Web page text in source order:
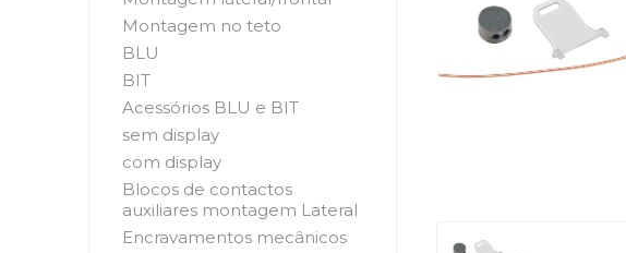
Montagem no teto
BLU
BIT
Acessórios BLU e BIT
sem display
com display
Blocos de contactos
auxiliares montagem Lateral
Encravamentos mecânicos